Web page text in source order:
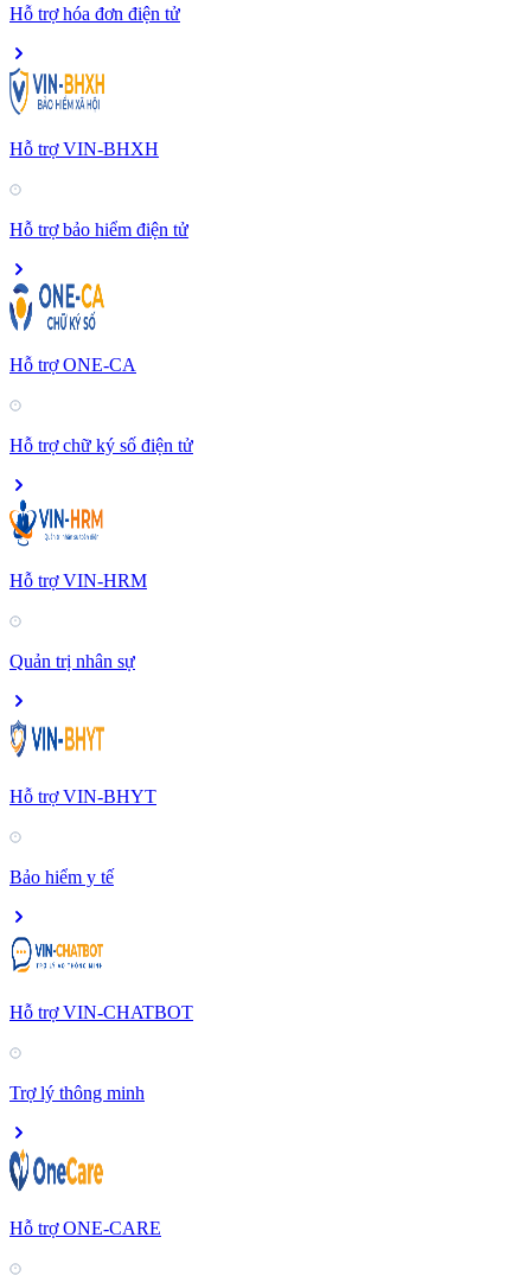
Hỗ trợ hóa đơn điện tử
Hỗ trợ VIN-BHXH
Hỗ trợ bảo hiểm điện tử
Hỗ trợ ONE-CA
Hỗ trợ chữ ký số điện tử
Hỗ trợ VIN-HRM
Quản trị nhân sự
Hỗ trợ VIN-BHYT
Bảo hiểm y tế
Hỗ trợ VIN-CHATBOT
Trợ lý thông minh
Hỗ trợ ONE-CARE